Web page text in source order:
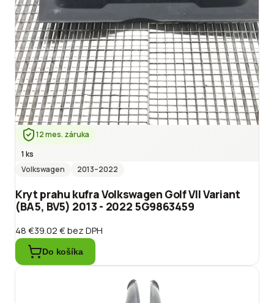
12 mes. záruka
1 ks
Volkswagen
2013–2022
Kryt prahu kufra Volkswagen Golf VII Variant
(BA5, BV5) 2013 - 2022 5G9863459
48 €39.02 €bez DPH
Do košíka